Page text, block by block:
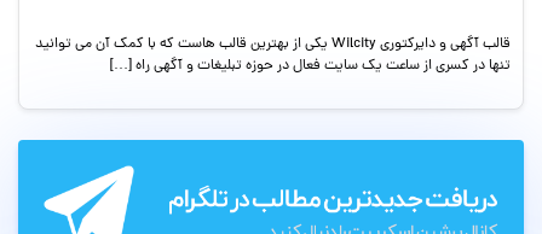
قالب آگهی و دایرکتوری Wilcity یکی از بهترین قالب هاست که با کمک آن می توانید
تنها در کسری از ساعت یک سایت فعال در حوزه تبلیغات و آگهی راه […]